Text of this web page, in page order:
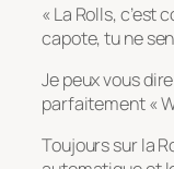
« La Rolls, c’est
capote, tu ne
Je peux vous
parfaitement «
Toujours sur la